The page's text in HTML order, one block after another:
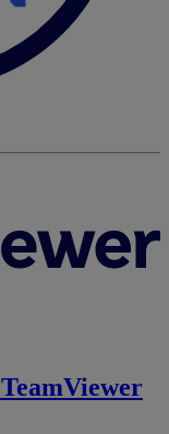
TeamViewer